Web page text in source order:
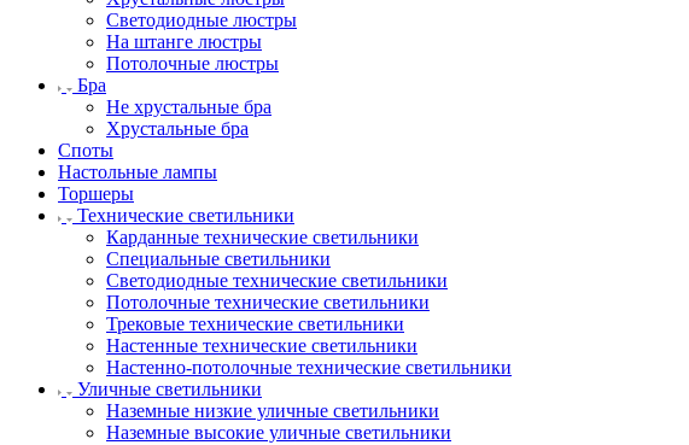
Светодиодные люстры
На штанге люстры
Потолочные люстры
Бра
Не хрустальные бра
Хрустальные бра
Споты
Настольные лампы
Торшеры
Технические светильники
Карданные технические светильники
Специальные светильники
Светодиодные технические светильники
Потолочные технические светильники
Трековые технические светильники
Настенные технические светильники
Настенно-потолочные технические светильники
Уличные светильники
Наземные низкие уличные светильники
Наземные высокие уличные светильники